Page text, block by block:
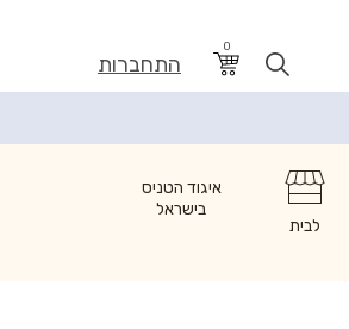
0
התחברות
לבית
איגוד הטניס
בישראל